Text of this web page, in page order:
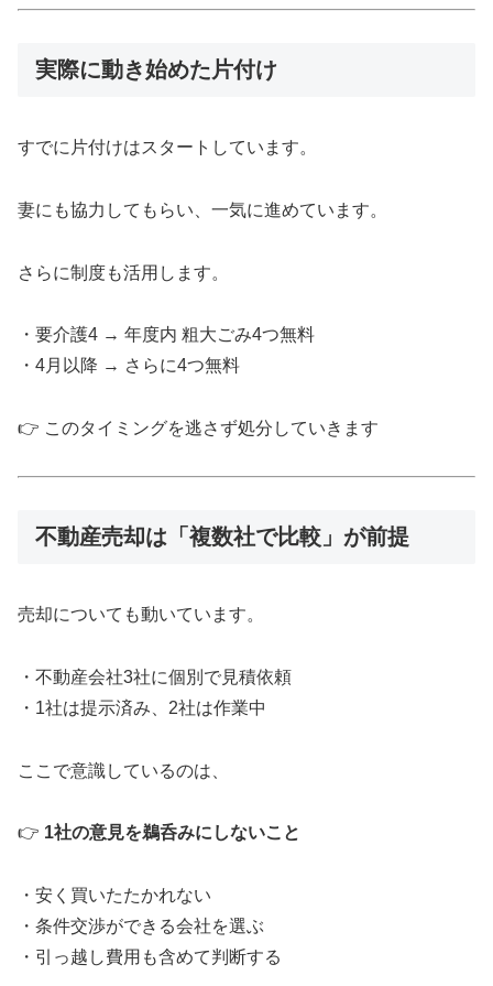
実際に動き始めた片付け
すでに片付けはスタートしています。
妻にも協力してもらい、一気に進めています。
さらに制度も活用します。
・要介護4 → 年度内 粗大ごみ4つ無料
・4月以降 → さらに4つ無料
👉 このタイミングを逃さず処分していきます
不動産売却は「複数社で比較」が前提
売却についても動いています。
・不動産会社3社に個別で見積依頼
・1社は提示済み、2社は作業中
ここで意識しているのは、
👉 1社の意見を鵜呑みにしないこと
・安く買いたたかれない
・条件交渉ができる会社を選ぶ
・引っ越し費用も含めて判断する